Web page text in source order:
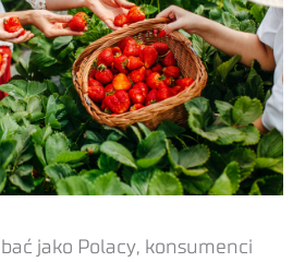
jako Polacy, konsumenci